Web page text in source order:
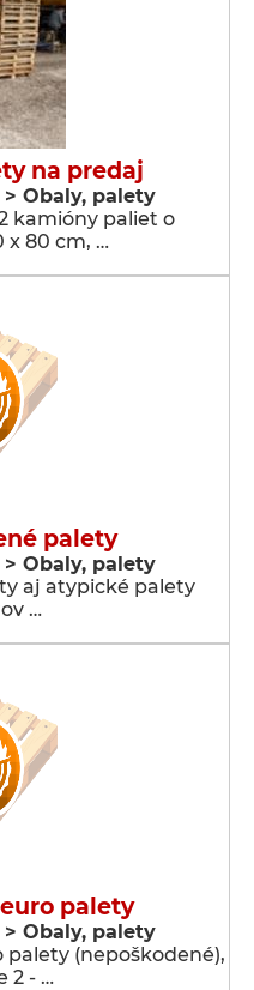
na predaj
Obaly, palety
kamióny paliet o
x 80 cm, …
palety
Obaly, palety
aj atypické palety
…
palety
Obaly, palety
(nepoškodené),
2 - …